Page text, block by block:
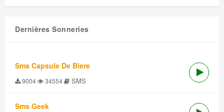
Dernières Sonneries
Sms Capsule De Biere
9004 34554 SMS
Sms Geek